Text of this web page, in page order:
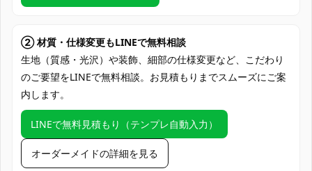
PayPal、銀行振込
使用場所
コミケ・即売会、アニメ・ゲーム系大型イ
ベント、スタジオ撮影会、ロケ撮影、ハロ
活応援上映・ライブ参戦コーデ
コスプレ愛好家、アニメや漫画、ゲームフ
ァン、出演者
② 材質・仕様変更もLINEで無料相談
生地（質感・光沢）や装飾、細部の仕様変更など、こだわり
のご要望をLINEで無料相談。お見積もりまでスムーズにご案
内します。
LINEで無料見積もり（テンプレ自動入力）
オーダーメイドの詳細を見る